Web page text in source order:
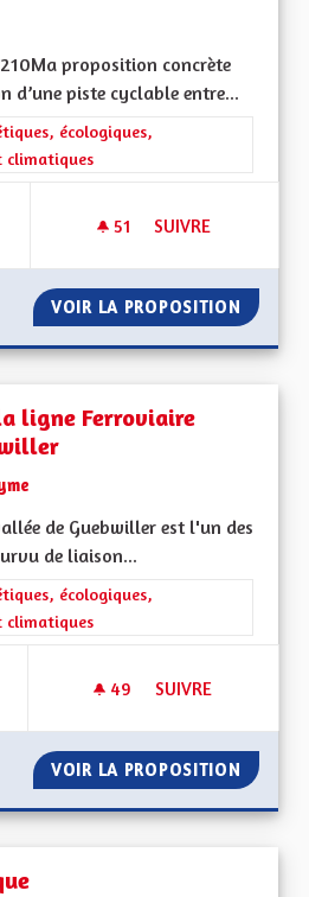
proposition concrète
d’une piste cyclable entre...
catégorie : Les transitions
écologiques,
climatiques
51 51 ABONNÉS
SUIVRE
VOIR LA PROPOSITION
ligne Ferroviaire
de Guebwiller est l'un des
de liaison...
catégorie : Les transitions
écologiques,
climatiques
49 49 ABONNÉS
SUIVRE
VOIR LA PROPOSITION